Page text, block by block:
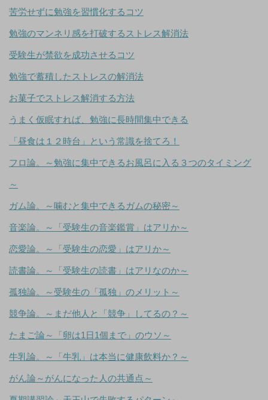
苦労せずに勉強を習慣化するコツ
勉強のマンネリ感を打破するストレス解消法
受験生が禁欲を成功させるコツ
勉強で蓄積したストレスの解消法
お菓子でストレス解消する方法
うまく仮眠すれば、勉強に長時間集中できる
「昼食は１２時台」という常識を捨てろ！
フロ論。～勉強に集中できるお風呂に入る３つのタイミング
～
ガム論。～噛むと集中できるガムの秘密～
音楽論。～「受験生の音楽鑑賞」はアリか～
恋愛論。～「受験生の恋愛」はアリか～
読書論。～「受験生の読書」はアリなのか～
孤独論。～受験生の「孤独」のメリット～
競争論。～まだ他人と「競争」してるの？～
たまご論～「卵は1日1個まで」のウソ～
牛乳論。～「牛乳」は本当に健康飲料か？～
がん論～がんになった人の共通点～